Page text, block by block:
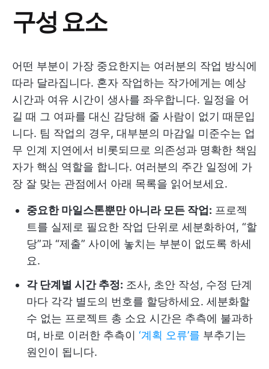
구성 요소
어떤 부분이 가장 중요한지는 여러분의 작업 방식에
따라 달라집니다. 혼자 작업하는 작가에게는 예상
시간과 여유 시간이 생사를 좌우합니다. 일정을 어
길 때 그 여파를 대신 감당해 줄 사람이 없기 때문입
니다. 팀 작업의 경우, 대부분의 마감일 미준수는 업
무 인계 지연에서 비롯되므로 의존성과 명확한 책임
자가 핵심 역할을 합니다. 여러분의 주간 일정에 가
장 잘 맞는 관점에서 아래 목록을 읽어보세요.
중요한 마일스톤뿐만 아니라 모든 작업: 프로젝
트를 실제로 필요한 작업 단위로 세분화하여, “할
당”과 “제출” 사이에 놓치는 부분이 없도록 하세
요.
각 단계별 시간 추정: 조사, 초안 작성, 수정 단계
마다 각각 별도의 번호를 할당하세요. 세분화할
수 없는 프로젝트 총 소요 시간은 추측에 불과하
며, 바로 이러한 추측이 ‘계획 오류’를 부추기는
원인이 됩니다.